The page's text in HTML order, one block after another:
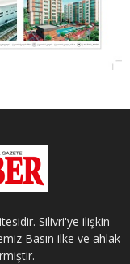
Silivri'ye ilişkin
Basın ilke ve ahlak